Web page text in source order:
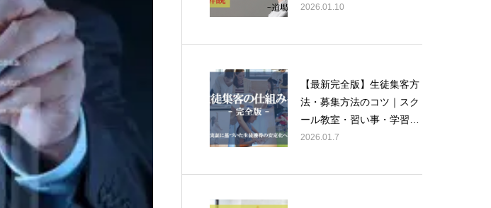
ENTREPRENEURSHIP CONSULTING
独立開業コンサルティング
【学習塾版】超効果的な最新
の生徒集客方法を完全解説
ンドー・合気道・弓道）
2026.01.10
【最新完全版】生徒集客方
法・募集方法のコツ｜スク
ール教室・習い事・学習
塾・学校向けに経営コンサ
2026.01.7